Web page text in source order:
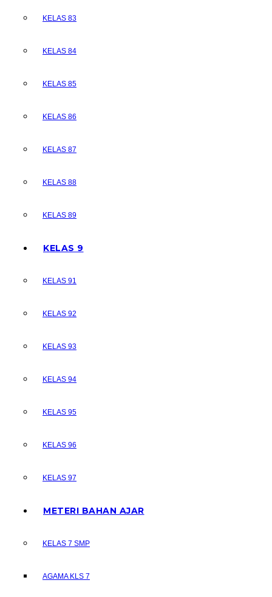
KELAS 83
KELAS 84
KELAS 85
KELAS 86
KELAS 87
KELAS 88
KELAS 89
KELAS 9
KELAS 91
KELAS 92
KELAS 93
KELAS 94
KELAS 95
KELAS 96
KELAS 97
METERI BAHAN AJAR
KELAS 7 SMP
AGAMA KLS 7